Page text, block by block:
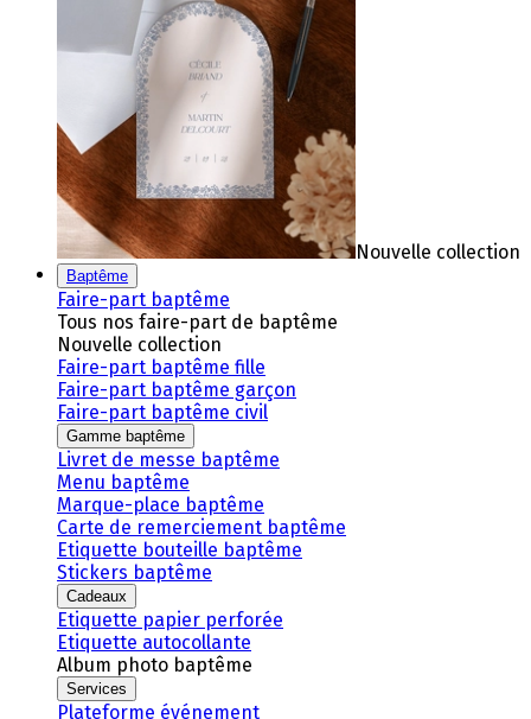
Nouvelle collection
Baptême
Faire-part baptême
Tous nos faire-part de baptême
Nouvelle collection
Faire-part baptême fille
Faire-part baptême garçon
Faire-part baptême civil
Gamme baptême
Livret de messe baptême
Menu baptême
Marque-place baptême
Carte de remerciement baptême
Etiquette bouteille baptême
Stickers baptême
Cadeaux
Etiquette papier perforée
Etiquette autocollante
Album photo baptême
Services
Plateforme événement